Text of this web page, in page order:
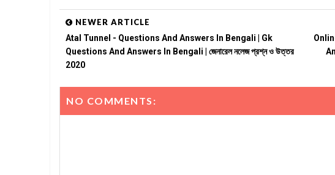
NEWER ARTICLE
Atal Tunnel - Questions And Answers In Bengali | Gk
Questions And Answers In Bengali | জেনারেল নলেজ প্রশ্ন ও উত্তর
2020
NO COMMENTS: